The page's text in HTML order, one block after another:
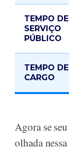
TEMPO DE
SERVIÇO
PÚBLICO
TEMPO DE
CARGO
Agora se
olhada